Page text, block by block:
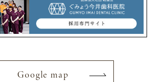
Google map